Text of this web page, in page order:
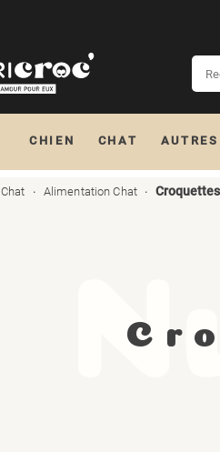
CHIEN CHAT
Chat Alimentation Chat